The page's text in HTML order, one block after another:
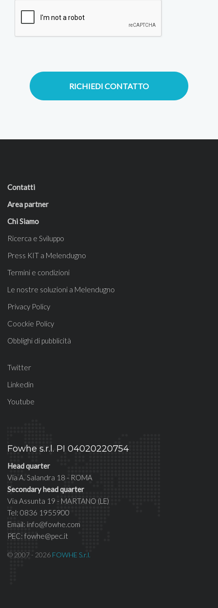
RICHIEDI CONTATTO
Contatti
Area partner
Chi Siamo
Ricerca e Sviluppo
Press KIT a Melendugno
Termini e condizioni
Le nostre soluzioni a Melendugno
Privacy Policy
Coockie Policy
Obblighi di pubblicità
Twitter
Linkedin
Youtube
Fowhe s.r.l. PI 04020220754
Head quarter
Via A. Salandra 18 - ROMA
Secondary head quarter
Via Assunta 19 - MARTANO (LE)
Tel: 0836 1955900
Email: info@fowhe.com
PEC: fowhe@pec.it
© 2007 - 2026 FOWHE S.r.l.